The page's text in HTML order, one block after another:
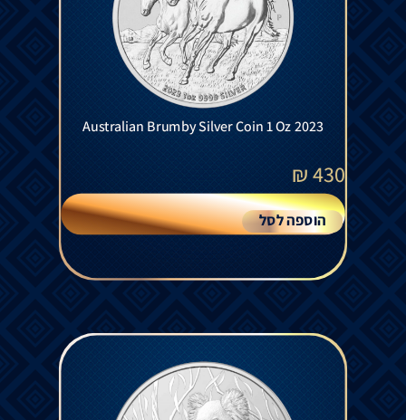
Australian Brumby Silver Coin 1 Oz 2023
430
₪
הוספה לסל